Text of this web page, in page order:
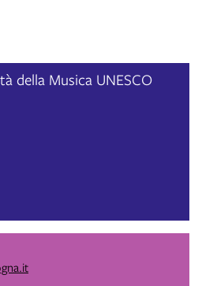
della Musica UNESCO